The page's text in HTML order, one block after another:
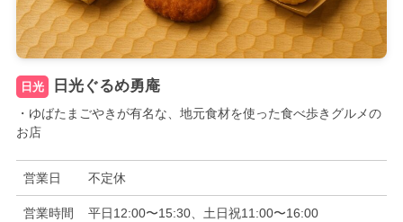
日光 日光ぐるめ勇庵
・ゆばたまごやきが有名な、地元食材を使った食べ歩きグルメの
お店
営業日 不定休
営業時間 平日12:00〜15:30、土日祝11:00〜16:00